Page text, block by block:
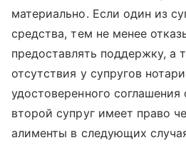
материально. Если один из
средства, тем не менее
предоставлять поддержку, а
отсутствия у супругов
удостоверенного соглашения
второй супруг имеет право
алименты в следующих